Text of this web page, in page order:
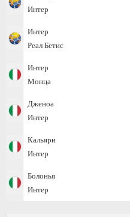
Интер
Интер
Реал Бетис
Интер
Монца
Дженоа
Интер
Кальяри
Интер
Болонья
Интер